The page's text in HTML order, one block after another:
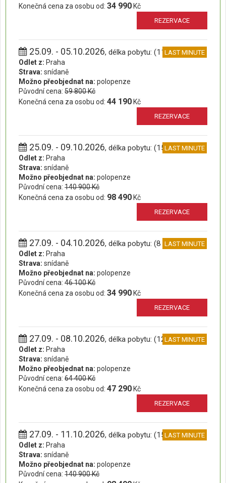
Konečná cena za osobu od: 34 990 Kč
REZERVACE
25.09. - 05.10.2026, délka pobytu: (11 dní)LAST MINUTE
Odlet z: Praha
Strava: snídaně
Možno přeobjednat na: polopenze
Původní cena: 59 800 Kč
Konečná cena za osobu od: 44 190 Kč
REZERVACE
25.09. - 09.10.2026, délka pobytu: (15 dní)LAST MINUTE
Odlet z: Praha
Strava: snídaně
Možno přeobjednat na: polopenze
Původní cena: 140 900 Kč
Konečná cena za osobu od: 98 490 Kč
REZERVACE
27.09. - 04.10.2026, délka pobytu: (8 dní)LAST MINUTE
Odlet z: Praha
Strava: snídaně
Možno přeobjednat na: polopenze
Původní cena: 46 100 Kč
Konečná cena za osobu od: 34 990 Kč
REZERVACE
27.09. - 08.10.2026, délka pobytu: (12 dní)LAST MINUTE
Odlet z: Praha
Strava: snídaně
Možno přeobjednat na: polopenze
Původní cena: 64 400 Kč
Konečná cena za osobu od: 47 290 Kč
REZERVACE
27.09. - 11.10.2026, délka pobytu: (15 dní)LAST MINUTE
Odlet z: Praha
Strava: snídaně
Možno přeobjednat na: polopenze
Původní cena: 140 900 Kč